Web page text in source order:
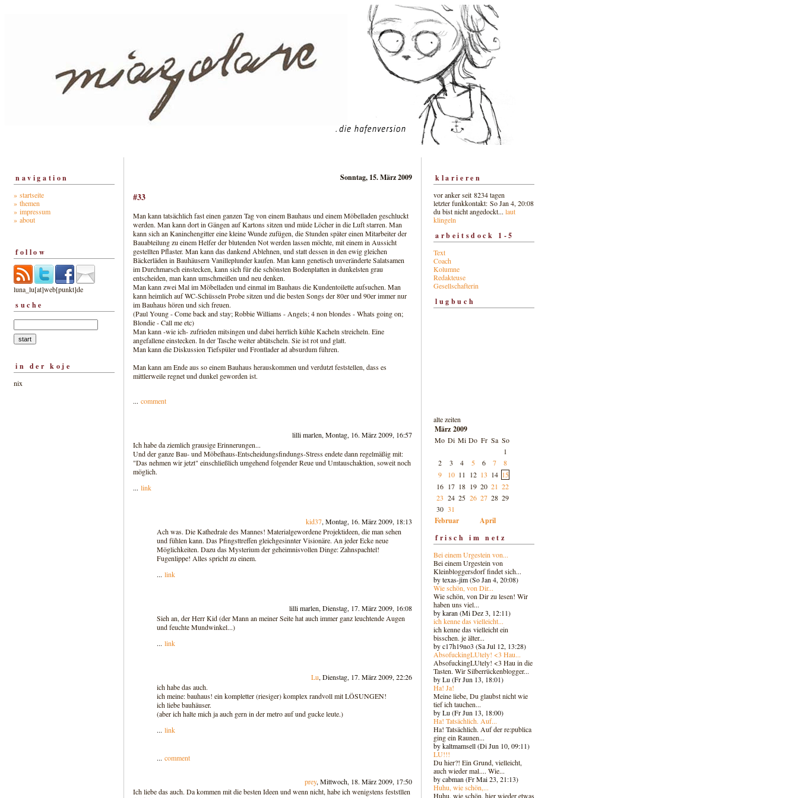
navigation
» startseite
» themen
» impressum
» about
follow
luna_lu[at]web[punkt]de
suche
in der koje
nix
Sonntag, 15. März 2009
#33
Man kann tatsächlich fast einen ganzen Tag von einem Bauhaus und einem Möbelladen geschluckt
werden. Man kann dort in Gängen auf Kartons sitzen und müde Löcher in die Luft starren. Man
kann sich an Kaninchengitter eine kleine Wunde zufügen, die Stunden später einen Mitarbeiter der
Bauabteilung zu einem Helfer der blutenden Not werden lassen möchte, mit einem in Aussicht
gestellten Pflaster. Man kann das dankend Ablehnen, und statt dessen in den ewig gleichen
Bäckerläden in Bauhäusern Vanilleplunder kaufen. Man kann genetisch unveränderte Salatsamen
im Durchmarsch einstecken, kann sich für die schönsten Bodenplatten in dunkelsten grau
entscheiden, man kann umschmeißen und neu denken.
Man kann zwei Mal im Möbelladen und einmal im Bauhaus die Kundentoilette aufsuchen. Man
kann heimlich auf WC-Schüsseln Probe sitzen und die besten Songs der 80er und 90er immer nur
im Bauhaus hören und sich freuen.
(Paul Young - Come back and stay; Robbie Williams - Angels; 4 non blondes - Whats going on;
Blondie - Call me etc)
Man kann -wie ich- zufrieden mitsingen und dabei herrlich kühle Kacheln streicheln. Eine
angefallene einstecken. In der Tasche weiter abtätscheln. Sie ist rot und glatt.
Man kann die Diskussion Tiefspüler und Frontlader ad absurdum führen.
Man kann am Ende aus so einem Bauhaus herauskommen und verdutzt feststellen, dass es
mittlerweile regnet und dunkel geworden ist.
... comment
lilli marlen, Montag, 16. März 2009, 16:57
Ich habe da ziemlich grausige Erinnerungen...
Und der ganze Bau- und Möbelhaus-Entscheidungsfindungs-Stress endete dann regelmäßig mit:
"Das nehmen wir jetzt" einschließlich umgehend folgender Reue und Umtauschaktion, soweit noch
möglich.
... link
kid37, Montag, 16. März 2009, 18:13
Ach was. Die Kathedrale des Mannes! Materialgewordene Projektideen, die man sehen
und fühlen kann. Das Pfingsttreffen gleichgesinnter Visionäre. An jeder Ecke neue
Möglichkeiten. Dazu das Mysterium der geheimnisvollen Dinge: Zahnspachtel!
Fugenlippe! Alles spricht zu einem.
... link
lilli marlen, Dienstag, 17. März 2009, 16:08
Sieh an, der Herr Kid (der Mann an meiner Seite hat auch immer ganz leuchtende Augen
und feuchte Mundwinkel...)
... link
Lu, Dienstag, 17. März 2009, 22:26
ich habe das auch.
ich meine: bauhaus! ein kompletter (riesiger) komplex randvoll mit LÖSUNGEN!
ich liebe bauhäuser.
(aber ich halte mich ja auch gern in der metro auf und gucke leute.)
... link
... comment
prey, Mittwoch, 18. März 2009, 17:50
Ich liebe das auch. Da kommen mit die besten Ideen und wenn nicht, habe ich wenigstens feststllen
klarieren
vor anker seit 8234 tagen
letzter funkkontakt: So Jan 4, 20:08
du bist nicht angedockt... laut
klingeln
arbeitsdock 1-5
Text
Coach
Kolumne
Redakteuse
Gesellschafterin
lugbuch
alte zeiten
März 2009
Mo Di Mi Do Fr Sa So
1
2
3 4 5 6 7
8
9
10 11 12 13 14 15
16 17 18 19 20 21 22
23 24 25 26 27 28 29
30 31
Februar
April
frisch im netz
Bei einem Urgestein von...
Bei einem Urgestein von
Kleinbloggersdorf findet sich...
by texas-jim (So Jan 4, 20:08)
Wie schön, von Dir...
Wie schön, von Dir zu lesen! Wir
haben uns viel...
by karan (Mi Dez 3, 12:11)
ich kenne das vielleicht...
ich kenne das vielleicht ein
bisschen. je älter...
by c17h19no3 (Sa Jul 12, 13:28)
AbsofuckingLUtely! <3 Hau...
AbsofuckingLUtely! <3 Hau in die
Tasten. Wir Silberrückenblogger...
by Lu (Fr Jun 13, 18:01)
Ha! Ja!
Meine liebe, Du glaubst nicht wie
tief ich tauchen...
by Lu (Fr Jun 13, 18:00)
Ha! Tatsächlich. Auf...
Ha! Tatsächlich. Auf der re:publica
ging ein Raunen...
by kaltmamsell (Di Jun 10, 09:11)
LU!!!
Du hier?! Ein Grund, vielleicht,
auch wieder mal.... Wie...
by cabman (Fr Mai 23, 21:13)
Huhu, wie schön,...
Huhu, wie schön, hier wieder etwas